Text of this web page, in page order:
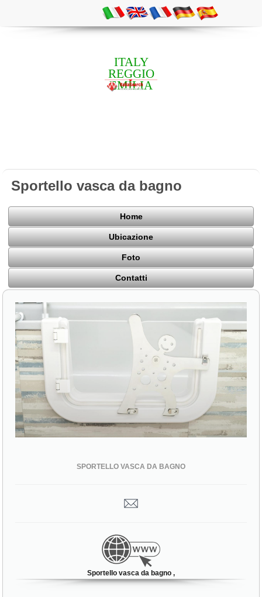
ITALY
REGGIO
EMILIA
Sportello vasca da bagno
Home
Ubicazione
Foto
Contatti
SPORTELLO VASCA DA BAGNO
Sportello vasca da bagno ,